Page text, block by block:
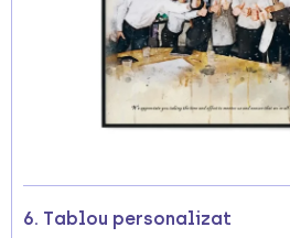
6. Tablou personalizat